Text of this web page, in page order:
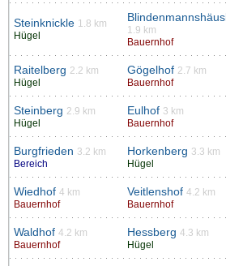
Steinknickle 1.8 km
Hügel
1.9 km
Bauernhof
Raitelberg 2.2 km
Hügel
Gögelhof 2.7 km
Bauernhof
Steinberg 2.9 km
Hügel
Eulhof 3 km
Bauernhof
Burgfrieden 3.2 km
Bereich
Horkenberg 3.3 km
Hügel
Wiedhof 4 km
Bauernhof
Veitlenshof 4.2 km
Bauernhof
Waldhof 4.2 km
Bauernhof
Hessberg 4.3 km
Hügel